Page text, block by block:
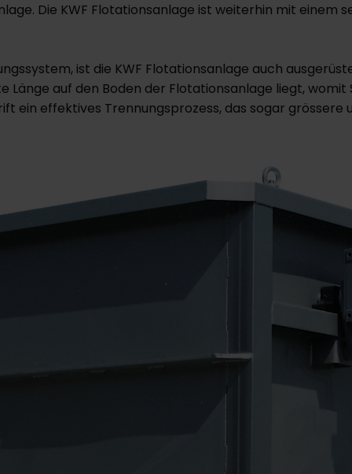
Die KWF Flotationsanlage ist weiterhin mit einem
ist die KWF Flotationsanlage auch
Länge auf den Boden der Flotationsanlage liegt,
ein effektives Trennungsprozess, das sogar